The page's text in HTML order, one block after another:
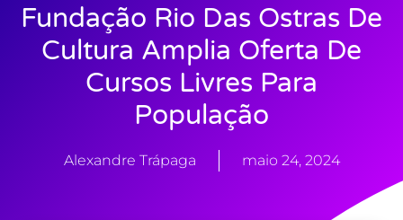
Fundação Rio Das Ostras De
Cultura Amplia Oferta De
Cursos Livres Para
População
Alexandre Trápaga maio 24, 2024